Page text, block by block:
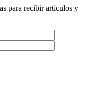
para recibir artículos y